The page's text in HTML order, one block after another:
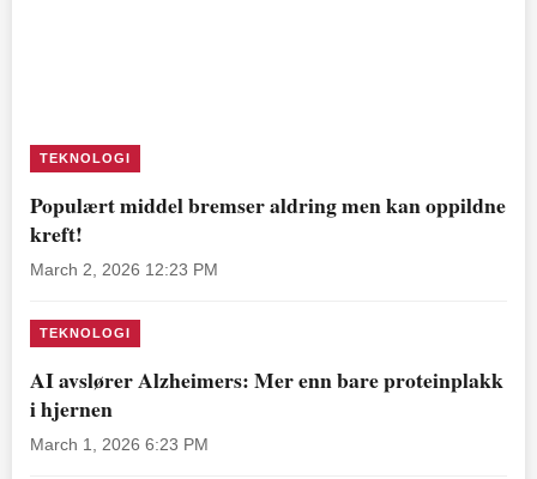
TEKNOLOGI
Populært middel bremser aldring men kan oppildne
kreft!
March 2, 2026 12:23 PM
TEKNOLOGI
AI avslører Alzheimers: Mer enn bare proteinplakk
i hjernen
March 1, 2026 6:23 PM